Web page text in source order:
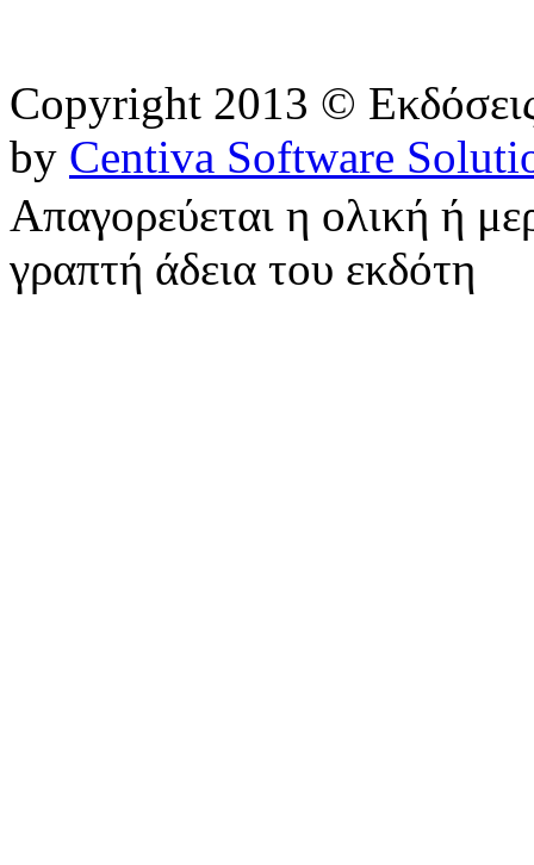
Copyright 2013 ©
by Centiva Software
Απαγορεύεται η ολική ή
γραπτή άδεια του εκδότη